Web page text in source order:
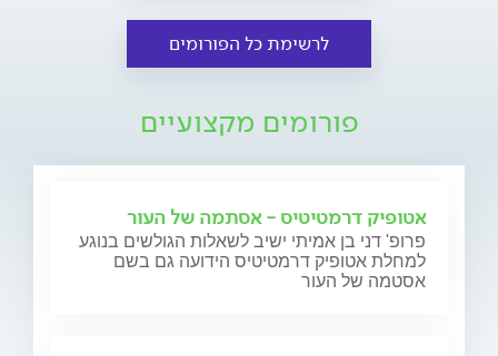
לרשימת כל הפורומים
פורומים מקצועיים
אטופיק דרמטיטיס - אסתמה של העור
פרופ' דני בן אמיתי ישיב לשאלות הגולשים בנוגע
למחלת אטופיק דרמטיטיס הידועה גם בשם
אסטמה של העור